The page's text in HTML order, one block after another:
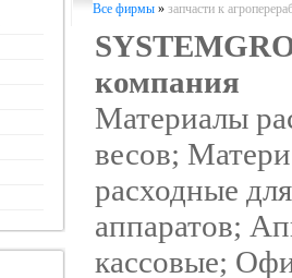
Все фирмы » запчасти к
компания
Материалы
весов;
расходные
аппаратов;
кассовые;